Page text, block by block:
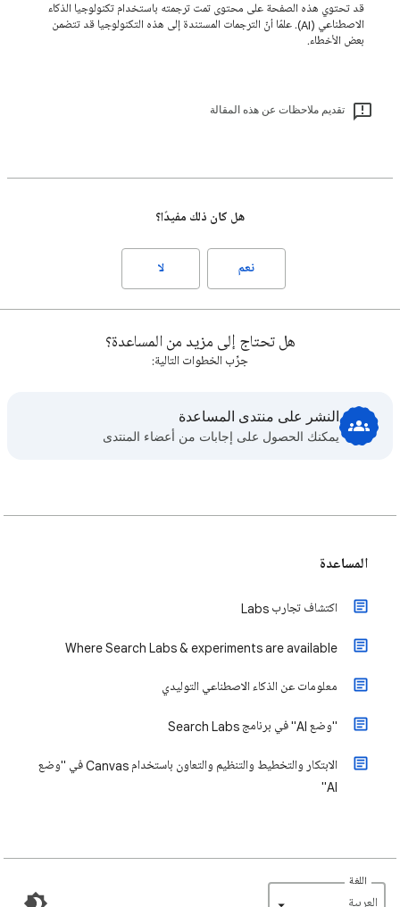
قد تحتوي هذه الصفحة على محتوى تمت ترجمته باستخدام تكنولوجيا الذكاء
الاصطناعي (AI). علمًا أنّ الترجمات المستندة إلى هذه التكنولوجيا قد تتضمن
بعض الأخطاء.
تقديم ملاحظات عن هذه المقالة
هل كان ذلك مفيدًا؟
نعم لا
هل تحتاج إلى مزيد من المساعدة؟
جرِّب الخطوات التالية:
النشر على منتدى المساعدة
يمكنك الحصول على إجابات من أعضاء المنتدى
المساعدة
اكتشاف تجارب Labs
Where Search Labs & experiments are available
معلومات عن الذكاء الاصطناعي التوليدي
"وضع AI" في برنامج Search Labs
الابتكار والتخطيط والتنظيم والتعاون باستخدام Canvas في "وضع
AI"
اللغة
‏العربية